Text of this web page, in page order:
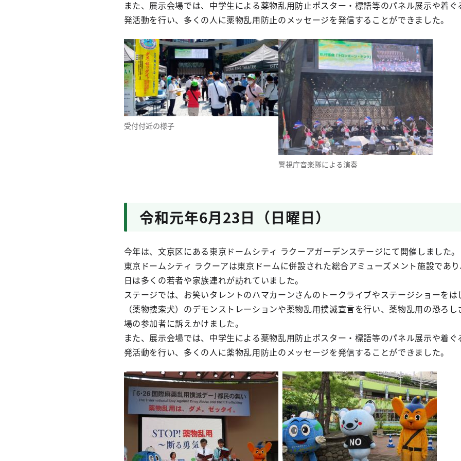
また、展示会場では、中学生による薬物乱用防止ポスター・標語等のパネル展示や着ぐ
発活動を行い、多くの人に薬物乱用防止のメッセージを発信することができました。
受付付近の様子
警視庁音楽隊による演奏
令和元年6月23日（日曜日）
今年は、文京区にある東京ドームシティ ラクーアガーデンステージにて開催しました。
東京ドームシティ ラクーアは東京ドームに併設された総合アミューズメント施設であ
日は多くの若者や家族連れが訪れていました。
ステージでは、お笑いタレントのハマカーンさんのトークライブやステージショーをは
（薬物捜索犬）のデモンストレーションや薬物乱用撲滅宣言を行い、薬物乱用の恐ろ
場の参加者に訴えかけました。
また、展示会場では、中学生による薬物乱用防止ポスター・標語等のパネル展示や着ぐ
発活動を行い、多くの人に薬物乱用防止のメッセージを発信することができました。